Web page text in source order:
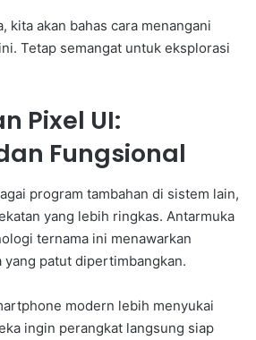
kita akan bahas cara menangani
Tetap semangat untuk eksplorasi
Pixel UI:
Fungsional
program tambahan di sistem lain,
yang lebih ringkas. Antarmuka
ternama ini menawarkan
yang patut dipertimbangkan.
modern lebih menyukai
ingin perangkat langsung siap